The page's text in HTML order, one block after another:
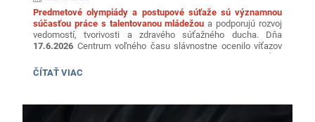
Predmetové olympiády a postupové súťaže sú významnou
súčasťou práce s talentovanou mládežou a podporujú rozvoj
vedomostí, tvorivosti a zdravého súťažného ducha. Dňa
17.6.2026 Centrum voľného času slávnostne ocenilo víťazov
za školský rok 2025/2026.
SLÁVNOSTNÉ
OKRESNÝCH
ČÍTAŤ VIAC